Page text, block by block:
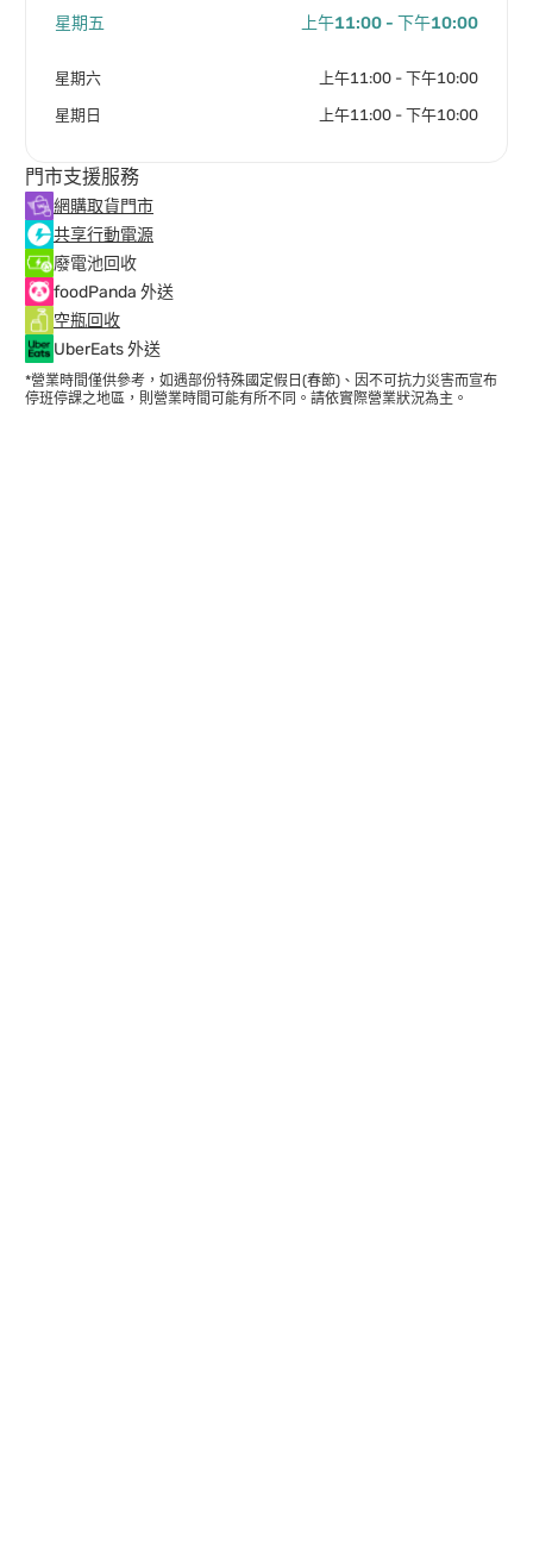
星期五 上午11:00 - 下午10:00
星期六 上午11:00 - 下午10:00
星期日 上午11:00 - 下午10:00
門市支援服務
網購取貨門市
共享行動電源
廢電池回收
foodPanda 外送
空瓶回收
UberEats 外送
*營業時間僅供參考，如遇部份特殊國定假日(春節)、因不可抗力災害而宣布
停班停課之地區，則營業時間可能有所不同。請依實際營業狀況為主。